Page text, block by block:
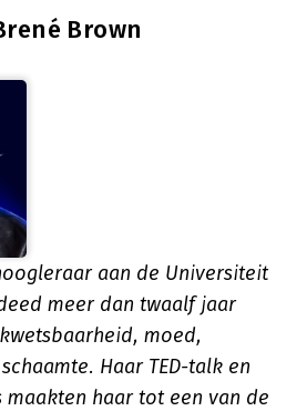
Brown
aan de Universiteit
meer dan twaalf jaar
moed,
Haar TED-talk en
maakten haar tot een van de